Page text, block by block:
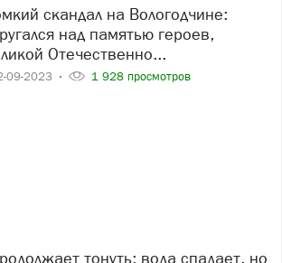
над памятью героев,
Отечественно...
09-2023 1 928 просмотров